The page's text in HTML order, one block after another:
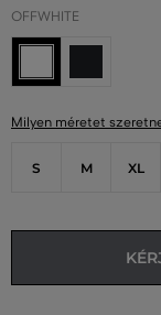
OFFWHITE
Milyen méretet
S M XL